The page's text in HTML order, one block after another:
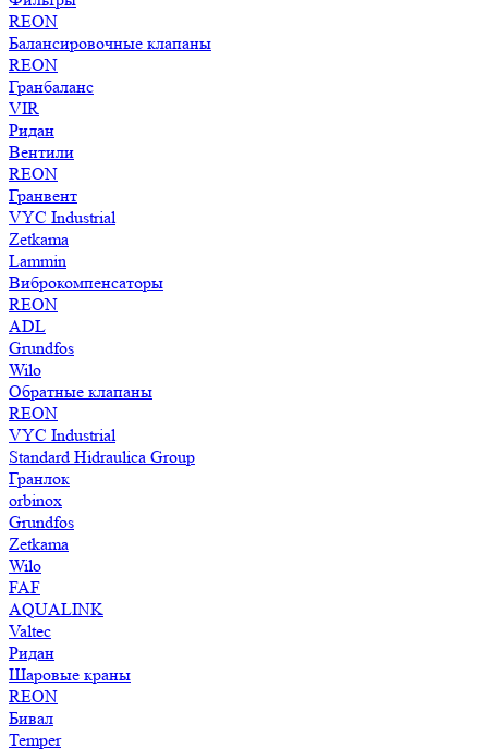
REON
Балансировочные клапаны
REON
Гранбаланс
VIR
Ридан
Вентили
REON
Гранвент
VYC Industrial
Zetkama
Lammin
Виброкомпенсаторы
REON
ADL
Grundfos
Wilo
Обратные клапаны
REON
VYC Industrial
Standard Hidraulica Group
Гранлок
orbinox
Grundfos
Zetkama
Wilo
FAF
AQUALINK
Valtec
Ридан
Шаровые краны
REON
Бивал
Temper